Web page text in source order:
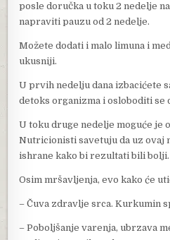
posle doručka u toku 2 nedelje
napraviti pauzu od 2 nedelje.
Možete dodati i malo limuna i
ukusniji.
U prvih nedelju dana izbacićete
detoks organizma i osloboditi se
U toku druge nedelje moguće je
Nutricionisti savetuju da uz ovaj
ishrane kako bi rezultati bili bolji.
Osim mršavljenja, evo kako će
– Čuva zdravlje srca. Kurkumin
– Poboljšanje varenja, ubrzava